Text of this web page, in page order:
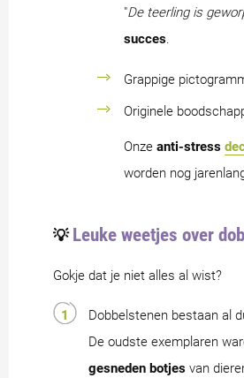
"De teerling is
succes.
Grappige
Originele
Onze anti-stress
worden nog
💡 Leuke weetjes over
Gokje dat je niet alles al wist?
Dobbelstenen bestaan al
De oudste exemplaren
gesneden botjes van